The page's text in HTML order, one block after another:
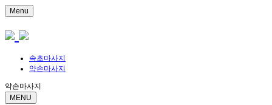
Menu
속초마사지
약손마사지
약손마사지
MENU